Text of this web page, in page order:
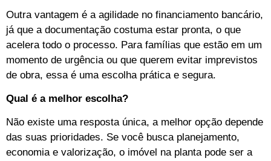
Outra vantagem é a agilidade no financiamento bancário,
já que a documentação costuma estar pronta, o que
acelera todo o processo. Para famílias que estão em um
momento de urgência ou que querem evitar imprevistos
de obra, essa é uma escolha prática e segura.
Qual é a melhor escolha?
Não existe uma resposta única, a melhor opção depende
das suas prioridades. Se você busca planejamento,
economia e valorização, o imóvel na planta pode ser a